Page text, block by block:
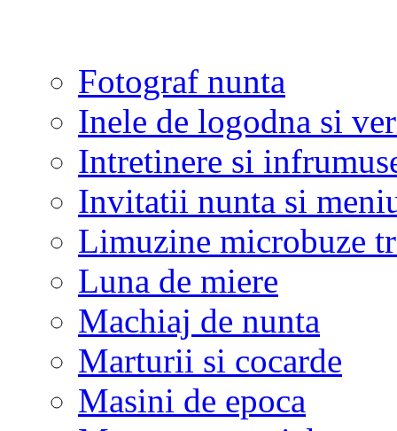
Fotograf nunta
Inele de logodna si
Intretinere si
Invitatii nunta si
Limuzine microbuze
Luna de miere
Machiaj de nunta
Marturii si cocarde
Masini de epoca